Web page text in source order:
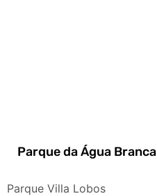
Parque da Água Branca
Parque Villa Lobos